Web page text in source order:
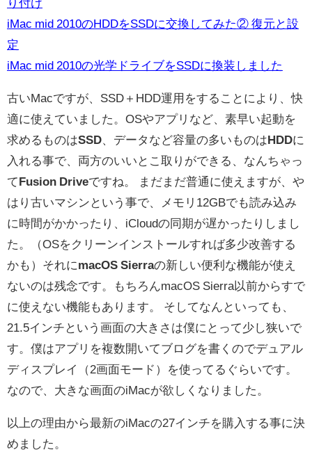
iMac mid 2010のHDDをSSDに交換してみた② 復元と設
定
iMac mid 2010の光学ドライブをSSDに換装しました
古いMacですが、SSD＋HDD運用をすることにより、快
適に使えていました。OSやアプリなど、素早い起動を
求めるものはSSD 、データなど容量の多いものはHDDに
入れる事で、両方のいいとこ取りができる、なんちゃっ
てFusion Driveですね。 まだまだ普通に使えますが、や
はり古いマシンという事で、メモリ12GBでも読み込み
に時間がかかったり、iCloudの同期が遅かったりしまし
た。（OSをクリーンインストールすれば多少改善する
かも）それにmacOS Sierraの新しい便利な機能が使え
ないのは残念です。もちろんmacOS Sierra以前からすで
に使えない機能もあります。 そしてなんといっても、
21.5インチという画面の大きさは僕にとって少し狭いで
す。僕はアプリを複数開いてブログを書くのでデュアル
ディスプレイ（2画面モード）を使ってるぐらいです。
なので、大きな画面のiMacが欲しくなりました。
以上の理由から最新のiMacの27インチを購入する事に決
めました。